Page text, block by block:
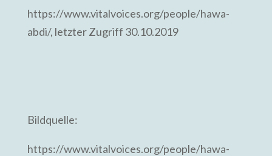
https://www.vitalvoices.org/people/hawa-
abdi/, letzter Zugriff 30.10.2019
Bildquelle:
https://www.vitalvoices.org/people/hawa-